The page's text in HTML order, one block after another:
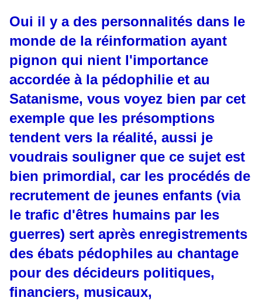
Oui il y a des personnalités dans le
monde de la réinformation ayant
pignon qui nient l'importance
accordée à la pédophilie et au
Satanisme, vous voyez bien par cet
exemple que les présomptions
tendent vers la réalité, aussi je
voudrais souligner que ce sujet est
bien primordial, car les procédés de
recrutement de jeunes enfants (via
le trafic d'êtres humains par les
guerres) sert après enregistrements
des ébats pédophiles au chantage
pour des décideurs politiques,
financiers, musicaux,